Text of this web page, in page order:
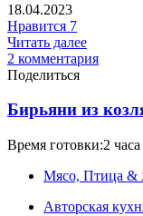
18.04.2023
Нравится 7
Читать далее
2 комментария
Поделиться
Бирьяни из
Время готовки:2 часа
Мясо, Птица &
Авторская